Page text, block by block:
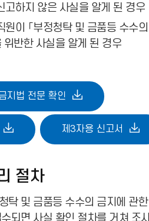
고하지 않은 사실을 알게 된 경우
이 「부정청탁 및 금품등 수수의
위반한 사실을 알게 된 경우
지법 전문 확인
제3자용 신고서
절차
탁 및 금품등 수수의 금지에 관한
수되면 사실 확인 절차를 거쳐 조